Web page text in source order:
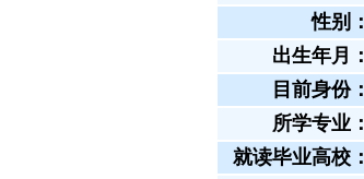
性别：
出生年月：
目前身份：
所学专业：
就读毕业高校：